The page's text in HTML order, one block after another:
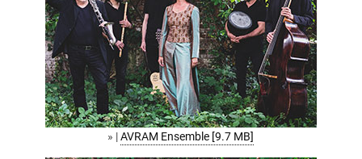
» |AVRAM Ensemble [9.7 MB]